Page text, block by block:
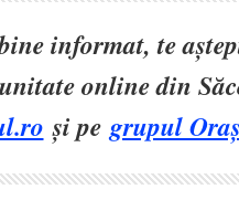
informat, te
online din
și pegrupul